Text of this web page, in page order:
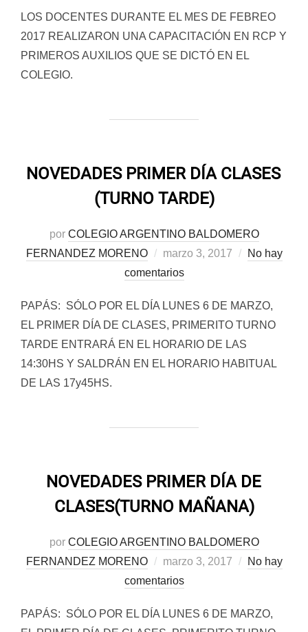
LOS DOCENTES DURANTE EL MES DE FEBREO
2017 REALIZARON UNA CAPACITACIÓN EN RCP Y
PRIMEROS AUXILIOS QUE SE DICTÓ EN EL
COLEGIO.
NOVEDADES PRIMER DÍA CLASES
(TURNO TARDE)
por COLEGIO ARGENTINO BALDOMERO
FERNANDEZ MORENO
Publicado
el
marzo 3, 2017
No hay
comentarios
PAPÁS: SÓLO POR EL DÍA LUNES 6 DE MARZO,
EL PRIMER DÍA DE CLASES, PRIMERITO TURNO
TARDE ENTRARÁ EN EL HORARIO DE LAS
14:30HS Y SALDRÁN EN EL HORARIO HABITUAL
DE LAS 17y45HS.
NOVEDADES PRIMER DÍA DE
CLASES(TURNO MAÑANA)
por COLEGIO ARGENTINO BALDOMERO
FERNANDEZ MORENO
Publicado
el
marzo 3, 2017
No hay
comentarios
PAPÁS: SÓLO POR EL DÍA LUNES 6 DE MARZO,